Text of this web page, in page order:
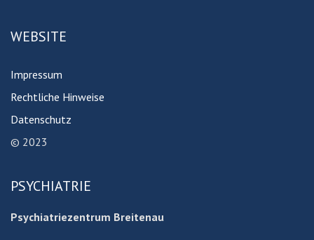
WEBSITE
Impressum
Rechtliche Hinweise
Datenschutz
© 2023
PSYCHIATRIE
Psychiatriezentrum Breitenau